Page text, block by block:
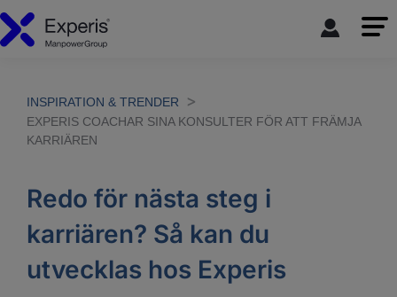
INSPIRATION & TRENDER
EXPERIS COACHAR SINA KONSULTER FÖR ATT FRÄMJA
KARRIÄREN
Redo för nästa steg i
karriären? Så kan du
utvecklas hos Experis